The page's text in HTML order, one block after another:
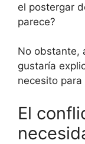
el postergar
parece?
No obstante,
gustaría
necesito
El